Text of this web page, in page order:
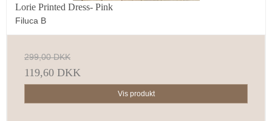
Lorie Printed Dress- Pink
Filuca B
299,00 DKK
119,60 DKK
Vis produkt
NÆSTE ORDRE
Tilmeld dig vores nyhedsbrev og modtag en
rabatkode på 10%.
OBS:Gælder ikke nedsatte varer og Lisa Pants 2 stk. tilbud.